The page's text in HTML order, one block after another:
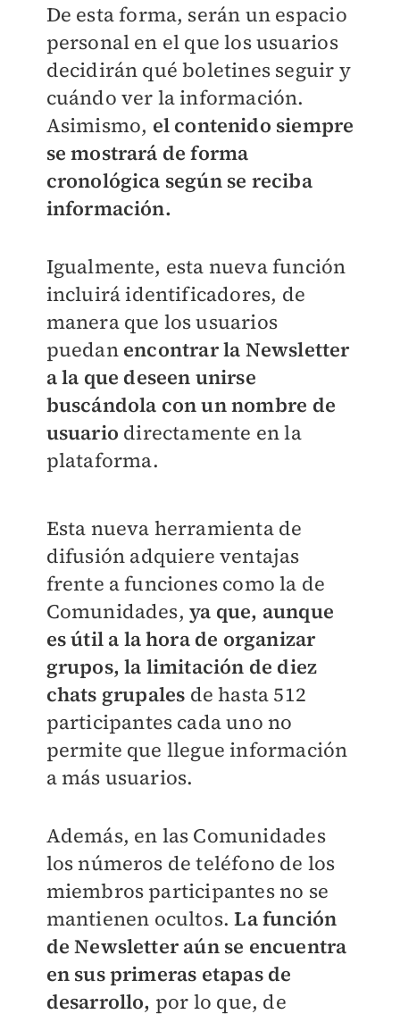
De esta forma, serán un espacio
personal en el que los usuarios
decidirán qué boletines seguir y
cuándo ver la información.
Asimismo, el contenido siempre
se mostrará de forma
cronológica según se reciba
información.
Igualmente, esta nueva función
incluirá identificadores, de
manera que los usuarios
puedanencontrar la Newsletter
a la que deseen unirse
buscándola con un nombre de
usuario directamente en la
plataforma.
Esta nueva herramienta de
difusión adquiere ventajas
frente a funciones como la de
Comunidades,ya que, aunque
es útil a la hora de organizar
grupos, la limitación de diez
chats grupales de hasta 512
participantes cada uno no
permite que llegue información
a más usuarios.
Además, en las Comunidades
los números de teléfono de los
miembros participantes no se
mantienen ocultos.La función
de Newsletter aún se encuentra
en sus primeras etapas de
desarrollo, por lo que, de